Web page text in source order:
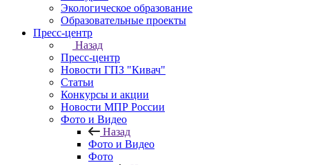
Экологическое образование
Образовательные проекты
Пресс-центр
Назад
Пресс-центр
Новости ГПЗ "Кивач"
Статьи
Конкурсы и акции
Новости МПР России
Фото и Видео
Назад
Фото и Видео
Фото